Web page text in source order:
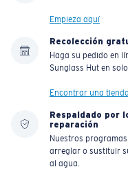
Empieza aquí
Recolección
Haga su pedido en
Sunglass Hut en
Encontrar una tienda
Respaldado por
reparación
Nuestros
arreglar o sustituir
al agua.